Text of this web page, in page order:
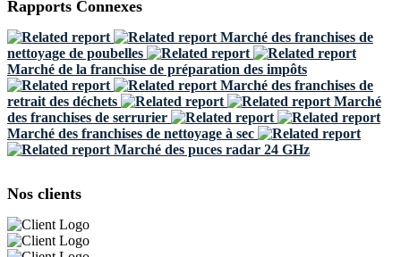
Rapports Connexes
Marché des franchises de
nettoyage de poubelles
Marché de la franchise de préparation des impôts
Marché des franchises de
retrait des déchets
Marché
des franchises de serrurier
Marché des franchises de nettoyage à sec
Marché des puces radar 24 GHz
Nos clients